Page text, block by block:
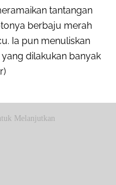
tantangan
berbaju merah
Ia pun menuliskan
yang dilakukan banyak
Melanjutkan